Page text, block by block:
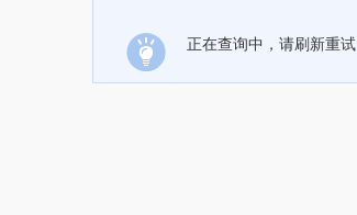
正在查询中，请刷新重试